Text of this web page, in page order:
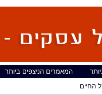
המאמרים הניצפים ביותר
החיים